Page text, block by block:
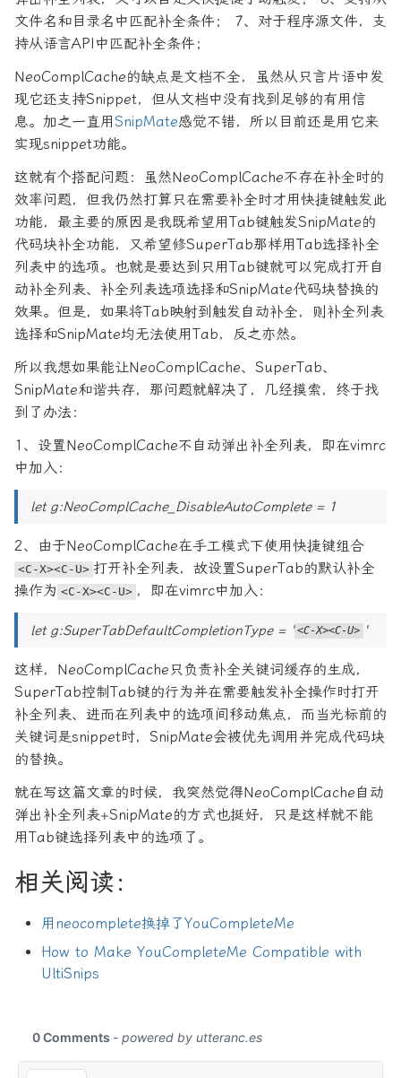
文件名和目录名中匹配补全条件； 7、对于程序源文件，支
持从语言API中匹配补全条件；
NeoComplCache的缺点是文档不全，虽然从只言片语中发
现它还支持Snippet，但从文档中没有找到足够的有用信
息。加之一直用SnipMate感觉不错，所以目前还是用它来
实现snippet功能。
这就有个搭配问题：虽然NeoComplCache不存在补全时的
效率问题，但我仍然打算只在需要补全时才用快捷键触发此
功能，最主要的原因是我既希望用Tab键触发SnipMate的
代码块补全功能，又希望修SuperTab那样用Tab选择补全
列表中的选项。也就是要达到只用Tab键就可以完成打开自
动补全列表、补全列表选项选择和SnipMate代码块替换的
效果。但是，如果将Tab映射到触发自动补全，则补全列表
选择和SnipMate均无法使用Tab，反之亦然。
所以我想如果能让NeoComplCache、SuperTab、
SnipMate和谐共存，那问题就解决了，几经摸索，终于找
到了办法：
1、设置NeoComplCache不自动弹出补全列表，即在vimrc
中加入：
let g:NeoComplCache_DisableAutoComplete = 1
2、由于NeoComplCache在手工模式下使用快捷键组合
<C-X><C-U> 打开补全列表，故设置SuperTab的默认补全
操作为 <C-X><C-U> ，即在vimrc中加入：
let g:SuperTabDefaultCompletionType = ' <C-X><C-U> '
这样，NeoComplCache只负责补全关键词缓存的生成，
SuperTab控制Tab键的行为并在需要触发补全操作时打开
补全列表、进而在列表中的选项间移动焦点，而当光标前的
关键词是snippet时，SnipMate会被优先调用并完成代码块
的替换。
就在写这篇文章的时候，我突然觉得NeoComplCache自动
弹出补全列表+SnipMate的方式也挺好，只是这样就不能
用Tab键选择列表中的选项了。
相关阅读：
用neocomplete换掉了YouCompleteMe
How to Make YouCompleteMe Compatible with
UltiSnips